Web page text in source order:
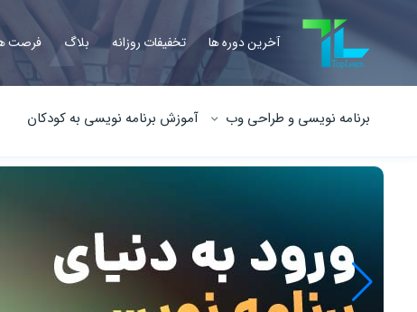
آخرین دوره ها تخفیفات روزانه بلاگ فرصت
برنامه نویسی و طراحی وب آموزش برنامه نویسی به کودکان